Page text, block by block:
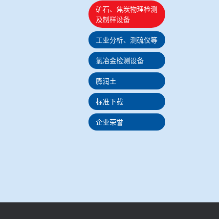
矿石、焦炭物理检测
及制样设备
工业分析、测硫仪等
氢冶金检测设备
膨润土
标准下载
企业荣誉